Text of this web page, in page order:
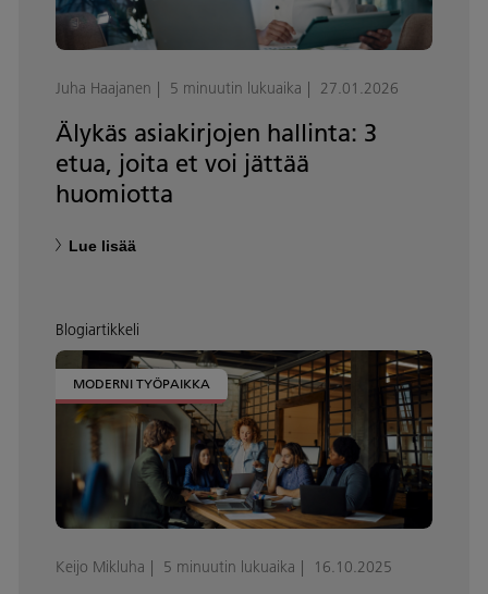
Juha Haajanen 5 minuutin lukuaika 27.01.2026
Älykäs asiakirjojen hallinta: 3
etua, joita et voi jättää
huomiotta
Lue lisää
Blogiartikkeli
MODERNI TYÖPAIKKA
Keijo Mikluha 5 minuutin lukuaika 16.10.2025